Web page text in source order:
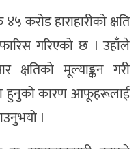
करोड हाराहारीको क्षति
गरिएको छ । उहाँले
क्षतिको मूल्याङ्कन गरी
हुनुको कारण आफूहरूलाई
।